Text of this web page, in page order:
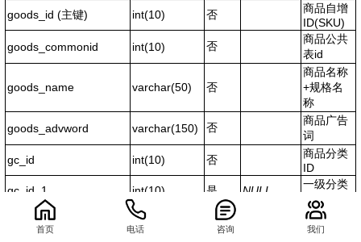
goods_id (主键) int(10) 否
商品自增
ID(SKU)
goods_commonid
int(10) 否
商品公共
表id
goods_name varchar(50) 否
商品名称
+规格名
称
goods_advword
varchar(150) 否
商品广告
词
gc_id
int(10) 否
商品分类
ID
gc_id_1
int(10) 是 NULL
一级分类
ID
gc_id_2
int(10) 是
二级分类
ID
首页 电话 咨询 我们
0.048833s